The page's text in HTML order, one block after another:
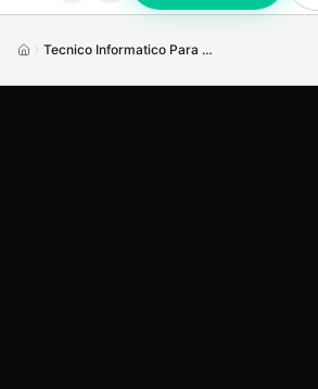
Tecnico Informatico Para Empresas